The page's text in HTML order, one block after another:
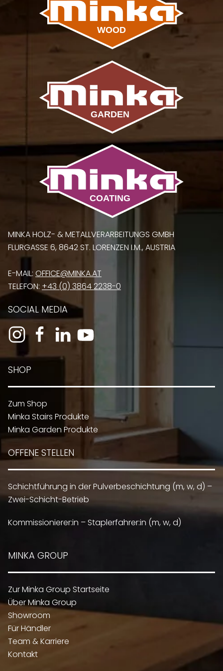
MINKA HOLZ- & METALLVERARBEITUNGS GMBH
FLURGASSE 6, 8642 ST. LORENZEN I.M., AUSTRIA
E-MAIL: OFFICE@MINKA.AT
TELEFON: +43 (0) 3864 2238-0
SOCIAL MEDIA
SHOP
Zum Shop
Minka Stairs Produkte
Minka Garden Produkte
OFFENE STELLEN
Schichtführung in der Pulverbeschichtung (m, w, d) –
Zwei-Schicht-Betrieb
Kommissionierer:in – Staplerfahrer:in (m, w, d)
MINKA GROUP
Zur Minka Group Startseite
Über Minka Group
Showroom
Für Händler
Team & Karriere
Kontakt